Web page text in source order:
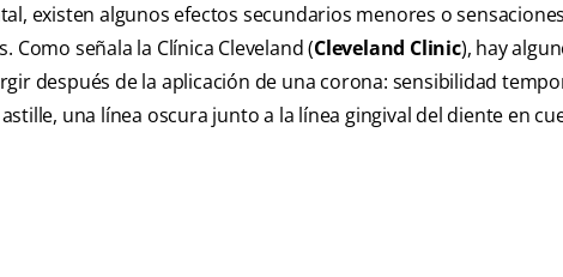
existen algunos efectos secundarios menores o
señala la Clínica Cleveland (Cleveland Clinic), hay
después de la aplicación de una corona: sensibilidad
una línea oscura junto a la línea gingival del diente en